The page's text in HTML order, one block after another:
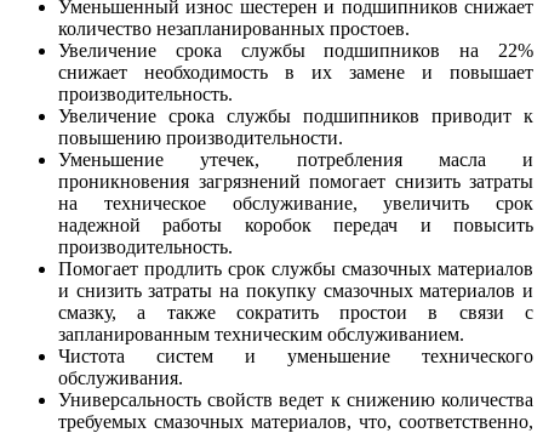
Уменьшенный износ шестерен и подшипников снижает
количество незапланированных простоев.
Увеличение срока службы подшипников на 22%
снижает необходимость в их замене и повышает
производительность.
Увеличение срока службы подшипников приводит к
повышению производительности.
Уменьшение утечек, потребления масла и
проникновения загрязнений помогает снизить затраты
на техническое обслуживание, увеличить срок
надежной работы коробок передач и повысить
производительность.
Помогает продлить срок службы смазочных материалов
и снизить затраты на покупку смазочных материалов и
смазку, а также сократить простои в связи с
запланированным техническим обслуживанием.
Чистота систем и уменьшение технического
обслуживания.
Универсальность свойств ведет к снижению количества
требуемых смазочных материалов, что, соответственно,